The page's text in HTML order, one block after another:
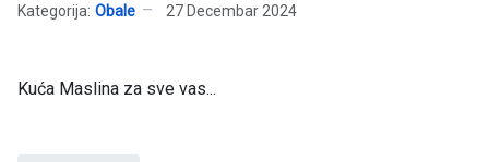
Kategorija: Obale 27 Decembar 2024
Kuća Maslina za sve vas...